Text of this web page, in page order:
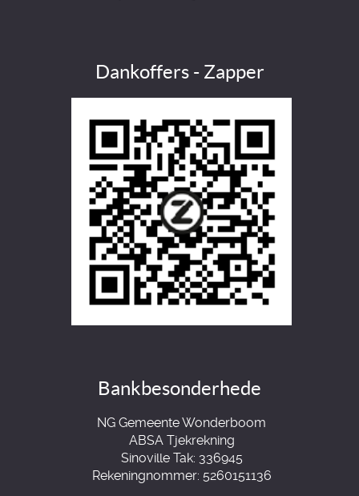
Dankoffers - Zapper
Bankbesonderhede
NG Gemeente Wonderboom
ABSA Tjekrekning
Sinoville Tak: 336945
Rekeningnommer: 5260151136